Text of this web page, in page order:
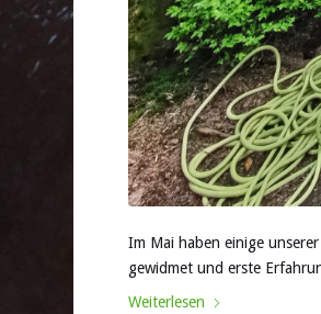
Im Mai haben einige
gewidmet und erste
Weiterlesen